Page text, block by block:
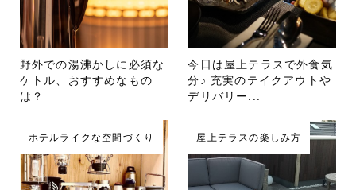
野外での湯沸かしに必須な
ケトル、おすすめなもの
は？
今日は屋上テラスで外食気
分♪ 充実のテイクアウトや
デリバリー...
ホテルライクな空間づくり 屋上テラスの楽しみ方